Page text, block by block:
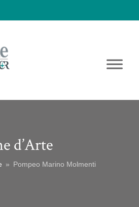
d’Arte
» Pompeo Marino Molmenti